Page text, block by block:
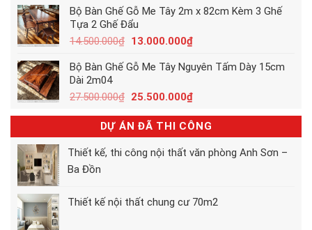
13.500.000₫. là:
Bộ Bàn Ghế Gỗ Me Tây 2m x 82cm Kèm 3 Ghế
Tựa 2 Ghế Đẩu
14.500.000₫ Giá
là:
13.000.000₫Giá
tại
13.000.000₫.
Bộ Bàn Ghế Gỗ Me Tây Nguyên Tấm Dày 15cm
Dài 2m04
27.500.000₫ Giá
là:
27.500.000₫.
25.500.000₫Giá
tại
là:
25.500.000₫.
DỰ ÁN ĐÃ THI CÔNG
Thiết kế, thi công nội thất văn phòng Anh Sơn –
Ba Đồn
Thiết kế nội thất chung cư 70m2